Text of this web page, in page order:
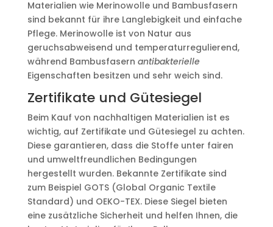
Materialien wie Merinowolle und Bambusfasern
sind bekannt für ihre Langlebigkeit und einfache
Pflege. Merinowolle ist von Natur aus
geruchsabweisend und temperaturregulierend,
während Bambusfasern antibakterielle
Eigenschaften besitzen und sehr weich sind.
Zertifikate und Gütesiegel
Beim Kauf von nachhaltigen Materialien ist es
wichtig, auf Zertifikate und Gütesiegel zu achten.
Diese garantieren, dass die Stoffe unter fairen
und umweltfreundlichen Bedingungen
hergestellt wurden. Bekannte Zertifikate sind
zum Beispiel GOTS (Global Organic Textile
Standard) und OEKO-TEX. Diese Siegel bieten
eine zusätzliche Sicherheit und helfen Ihnen, die